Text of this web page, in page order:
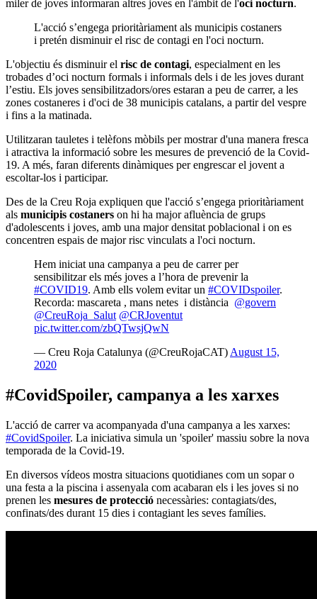
miler de joves informaran altres joves en l'àmbit de l'oci nocturn.
L'acció s’engega prioritàriament als municipis costaners
i pretén disminuir el risc de contagi en l'oci nocturn.
L'objectiu és disminuir el risc de contagi, especialment en les
trobades d’oci nocturn formals i informals dels i de les joves durant
l’estiu. Els joves sensibilitzadors/ores estaran a peu de carrer, a les
zones costaneres i d'oci de 38 municipis catalans, a partir del vespre
i fins a la matinada.
Utilitzaran tauletes i telèfons mòbils per mostrar d'una manera fresca
i atractiva la informació sobre les mesures de prevenció de la Covid-
19. A més, faran diferents dinàmiques per engrescar el jovent a
escoltar-los i participar.
Des de la Creu Roja expliquen que l'acció s’engega prioritàriament
als municipis costaners on hi ha major afluència de grups
d'adolescents i joves, amb una major densitat poblacional i on es
concentren espais de major risc vinculats a l'oci nocturn.
Hem iniciat una campanya a peu de carrer per
sensibilitzar els més joves a l’hora de prevenir la
#COVID19. Amb ells volem evitar un #COVIDspoiler.
Recorda: mascareta , mans netes i distància @govern
@CreuRoja_Salut @CRJoventut
pic.twitter.com/zbQTwsjQwN
— Creu Roja Catalunya (@CreuRojaCAT)August 15,
2020
#CovidSpoiler, campanya a les xarxes
L'acció de carrer va acompanyada d'una campanya a les xarxes:
#CovidSpoiler. La iniciativa simula un 'spoiler' massiu sobre la nova
temporada de la Covid-19.
En diversos vídeos mostra situacions quotidianes com un sopar o
una festa a la piscina i assenyala com acabaran els i les joves si no
prenen les mesures de protecció necessàries: contagiats/des,
confinats/des durant 15 dies i contagiant les seves famílies.